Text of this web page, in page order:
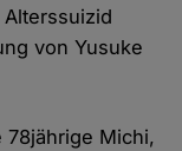
von Yusuke
78jährige Michi,